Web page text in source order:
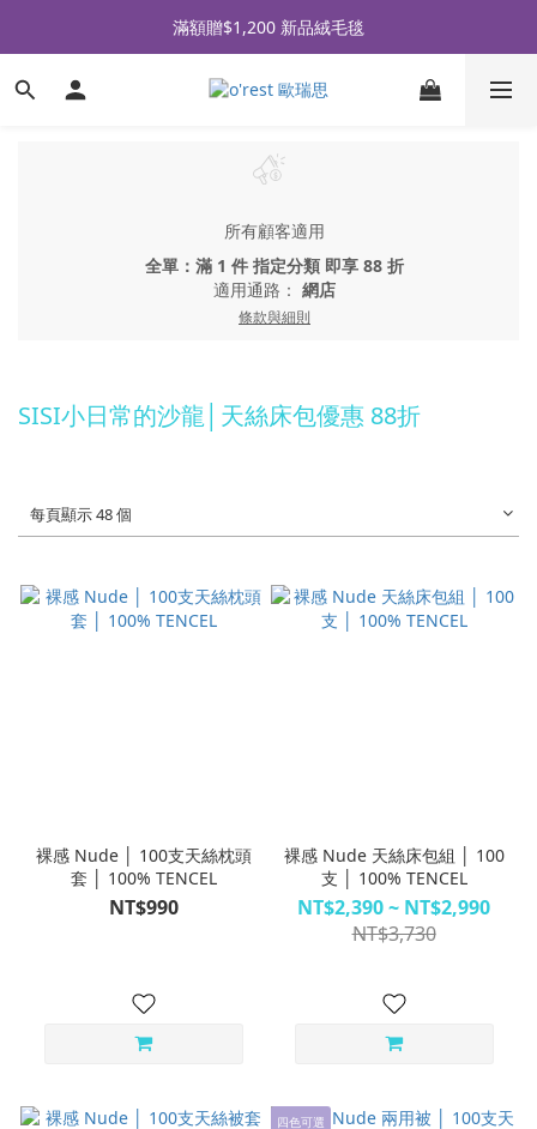
全品牌滿 $990免運｜會員買即贈〈 購物金 〉
滿額贈$1,200 新品絨毛毯
全品牌滿 $990免運｜會員買即贈〈 購物金 〉
所有顧客適用
全單：滿 1 件 指定分類 即享 88 折
適用通路： 網店
條款與細則
SISI小日常的沙龍│天絲床包優惠 88折
每頁顯示 48 個
裸感 Nude │ 100支天絲枕頭
套 │ 100% TENCEL
NT$990
裸感 Nude 天絲床包組 │ 100
支 │ 100% TENCEL
NT$2,390 ~ NT$2,990
NT$3,730
四色可選